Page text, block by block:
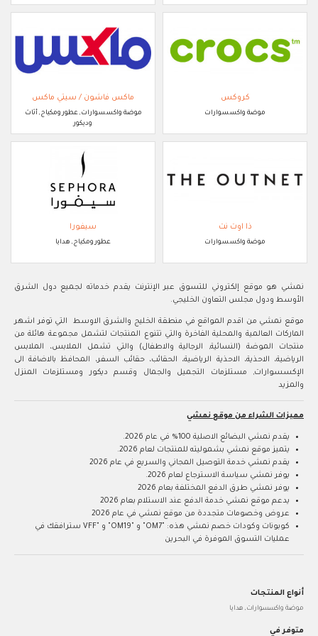
كروكس
موضة واكسسوارات
ماكس فاشون / سيتي ماكس
موضة واكسسوارات, عطور ومكياج, أثاث
وديكور
ذا اوت نت
موضة واكسسوارات
سيفورا
عطور ومكياج, هدايا
نمشي هو موقع إلكتروني للتسوق عبر الإنترنت يقدم خدماته لجميع دول الشرق
الأوسط ودول مجلس التعاون الخليجي.
موقع نمشي من اقدم المواقع في منطقة الخليج والشرق الاوسط التي توفر اشهر
الماركات العالمية والمحلية الفاخرة والتي تتنوع المنتجات لتشمل مجموعة هائلة من
منتجات الموضة (النسائية, الرجالية والاطفال) والتي تشمل الملابس، الملابس
الرياضية، الاحذية، الاحذية الرياضية، الحقائب، حقائب السفر، المحافظ بالاضافة الى
الإكسسوارات, مستلزمات التجميل والجمال وقسم ديكور ومستلزمات المنزل
والمزيد
مميزات الشراء من موقع نمشي
يقدم نمشي البضائع الاصلية 100% في عام 2026.
يتميز موقع نمشي بشموليته للمنتجات لعام 2026.
يقدم نمشي خدمة التوصيل المجاني والسريع في عام 2026
يوفر نمشي سياسة الاسترجاع لعام 2026.
يوفر نمشي طرق الدفع المختلفة بعام 2026
يدعم موقع نمشي خدمة الدفع عند الاستلام بعام 2026
عروض وخصومات متجددة من موقع نمشي في عام 2026
كوبونات وكودات خصم نمشي هذه: "OM7" و "OM19" و "VFF سترافقك في
عمليات التسوق الموفرة في البحرين
أنواع المنتجات
موضة واكسسوارات, هدايا
متوفر في